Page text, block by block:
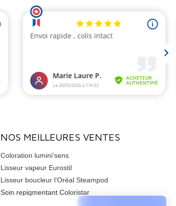
NOS MEILLEURES VENTES
Coloration lumini'sens
Lisseur vapeur Eurostil
Lisseur boucleur l'Oréal Steampod
Soin repigmentant Coloristar